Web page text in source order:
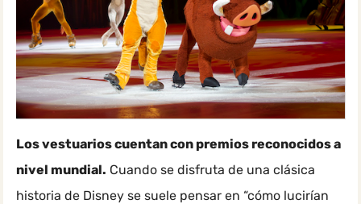
Los vestuarios cuentan con premios reconocidos a
nivel mundial. Cuando se disfruta de una clásica
historia de Disney se suele pensar en “cómo lucirían